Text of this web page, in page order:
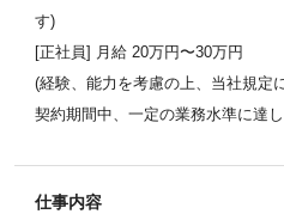
す)
[正社員] 月給 20万円〜30万円
(経験、能力を考慮の上、当社規定
契約期間中、一定の業務水準に達
仕事内容